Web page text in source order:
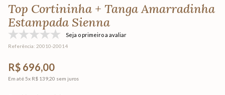
Top Cortininha + Tanga Amarradinha
Estampada Sienna
Seja o primeiro a avaliar
Referência: 20010-20014
R$ 696,00
Em até 5x R$ 139,20 sem juros